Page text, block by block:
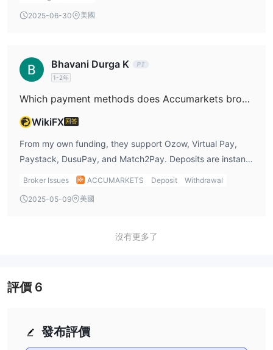
2025-06-30 美國
Bhavani Durga K
1-2年
Which payment methods does Accumarkets broker support?
WikiFX 回答
From my own funding, they support Ozow, Virtual Pay,
Paystack, DusuPay, and Match2Pay. Deposits are instant,
which is convenient, but I still wish they had more
Broker Issues ACCUMARKETS Deposit Withdrawal
2025-05-09 美國
沒有更多了
發布評價
評價 6